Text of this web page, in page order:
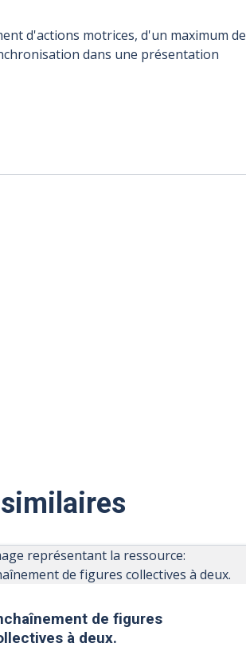
d'actions motrices, d'un maximum de
dans une présentation
de figures
à deux.